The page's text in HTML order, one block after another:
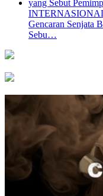
Gencaran Senjata
Sebu…